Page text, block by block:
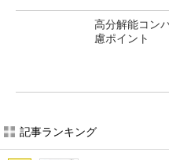
高分解能コン
慮ポイント
記事ランキング